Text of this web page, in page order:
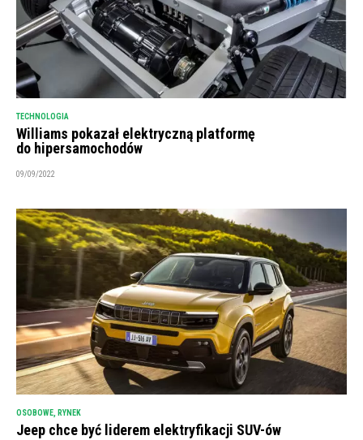
TECHNOLOGIA
Williams pokazał elektryczną platformę
do hipersamochodów
09/09/2022
OSOBOWE, RYNEK
Jeep chce być liderem elektryfikacji SUV-ów